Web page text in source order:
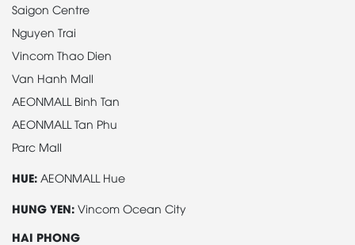
Saigon Centre
Nguyen Trai
Vincom Thao Dien
Van Hanh Mall
AEONMALL Binh Tan
AEONMALL Tan Phu
Parc Mall
HUE: AEONMALL Hue
HUNG YEN: Vincom Ocean City
HAI PHONG